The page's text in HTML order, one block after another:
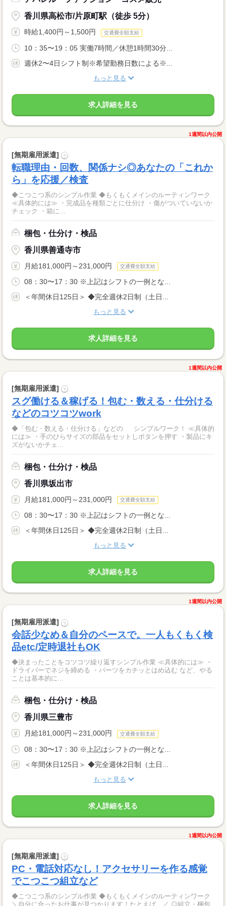
香川県高松市/片原町駅（徒歩 5分）
時給1,400円～1,500円 交通費全額支給
10：35〜19：05 実働7時間／休憩1時間30分...
週休2〜4日シフト制※希望勤務日数による※...
もっと見る
求人詳細を見る
1週間以内公開
[無期雇用派遣] ?
転職理由・回数、関係ナシ◎あなたの「これか
ら」を応援／検査
◆こつこつ系のシンプル作業 ◆もくもくメインのルーティンワーク
≪具体的には≫ ・完成品を種類ごとに仕分け ・傷がついていないか
チェック ・箱に...
梱包・仕分け・検品
香川県善通寺市
月給181,000円～231,000円 交通費全額支給
08：30〜17：30 ※上記はシフトの一例とな...
＜年間休日125日＞ ◆完全週休2日制（土日...
もっと見る
求人詳細を見る
1週間以内公開
[無期雇用派遣] ?
スグ働ける＆稼げる！包む・数える・仕分ける
などのコツコツwork
◆「包む・数える・仕分ける」などの シンプルワーク！ ≪具体的
には≫ ・手のひらサイズの部品をセットしボタンを押す ・製品にキ
ズがないかチェ...
梱包・仕分け・検品
香川県坂出市
月給181,000円～231,000円 交通費全額支給
08：30〜17：30 ※上記はシフトの一例とな...
＜年間休日125日＞ ◆完全週休2日制（土日...
もっと見る
求人詳細を見る
1週間以内公開
[無期雇用派遣] ?
会話少なめ＆自分のペースで。一人もくもく検
品etc/定時退社もOK
◆決まったことをコツコツ繰り返すシンプル作業 ≪具体的には≫ ・
ドライバーでネジを締める ・パーツをカチッとはめ込む など、やる
ことは基本的に...
梱包・仕分け・検品
香川県三豊市
月給181,000円～231,000円 交通費全額支給
08：30〜17：30 ※上記はシフトの一例とな...
＜年間休日125日＞ ◆完全週休2日制（土日...
もっと見る
求人詳細を見る
1週間以内公開
[無期雇用派遣] ?
PC・電話対応なし！アクセサリーを作る感覚
でこつこつ組立など
◆こつこつ系のシンプル作業 ◆もくもくメインのルーティンワーク
＼自分に合ったお仕事が見つかります！たとえば…／ ◎組立・梱包